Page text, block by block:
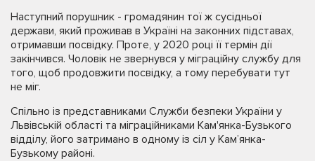
Наступний порушник - громадянин тої ж сусідньої
держави, який проживав в Україні на законних підставах,
отримавши посвідку. Проте, у 2020 році її термін дії
закінчився. Чоловік не звернувся у міграційну службу для
того, щоб продовжити посвідку, а тому перебувати тут
не міг.
Спільно із представниками Служби безпеки України у
Львівській області та міграційниками Кам'янка-Бузького
відділу, його затримано в одному із сіл у Кам’янка-
Бузькому районі.